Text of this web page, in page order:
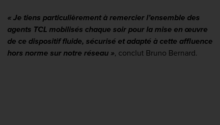
« Je tiens particulièrement à remercier l’ensemble des
agents TCL mobilisés chaque soir pour la mise en œuvre
de ce dispositif fluide, sécurisé et adapté à cette affluence
hors norme sur notre réseau », conclut Bruno Bernard.